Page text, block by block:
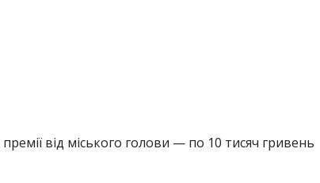
від міського голови — по 10 тисяч гривень